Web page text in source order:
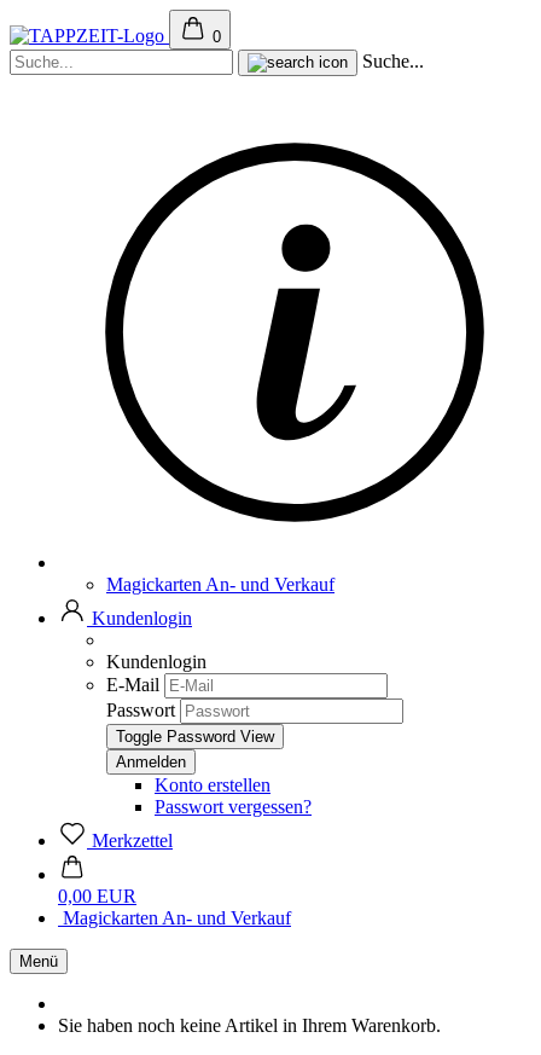
0
Suche...
Magickarten An- und Verkauf
Kundenlogin
Kundenlogin
E-Mail
Passwort
Toggle Password View
Konto erstellen
Passwort vergessen?
Merkzettel
0,00 EUR
Magickarten An- und Verkauf
Menü
Sie haben noch keine Artikel in Ihrem Warenkorb.